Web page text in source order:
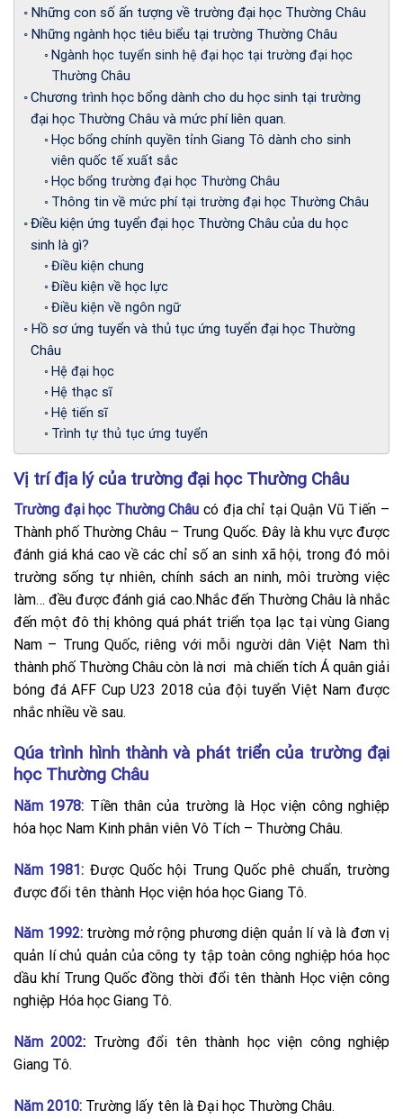
Những con số ấn tượng về trường đại học Thường Châu
Những ngành học tiêu biểu tại trường Thường Châu
Ngành học tuyển sinh hệ đại học tại trường đại học
Thường Châu
Chương trình học bổng dành cho du học sinh tại trường
đại học Thường Châu và mức phí liên quan.
Học bổng chính quyền tỉnh Giang Tô dành cho sinh
viên quốc tế xuất sắc
Học bổng trường đại học Thường Châu
Thông tin về mức phí tại trường đại học Thường Châu
Điều kiện ứng tuyển đại học Thường Châu của du học
sinh là gì?
Điều kiện chung
Điều kiện về học lực
Điều kiện về ngôn ngữ
Hồ sơ ứng tuyển và thủ tục ứng tuyển đại học Thường
Châu
Hệ đại học
Hệ thạc sĩ
Hệ tiến sĩ
Trình tự thủ tục ứng tuyển
Vị trí địa lý của trường đại học Thường Châu
Trường đại học Thường Châu có địa chỉ tại Quận Vũ Tiến –
Thành phố Thường Châu – Trung Quốc. Đây là khu vực được
đánh giá khá cao về các chỉ số an sinh xã hội, trong đó môi
trường sống tự nhiên, chính sách an ninh, môi trường việc
làm… đều được đánh giá cao.Nhắc đến Thường Châu là nhắc
đến một đô thị không quá phát triển tọa lạc tại vùng Giang
Nam – Trung Quốc, riêng với mỗi người dân Việt Nam thì
thành phố Thường Châu còn là nơi mà chiến tích Á quân giải
bóng đá AFF Cup U23 2018 của đội tuyển Việt Nam được
nhắc nhiều về sau.
Qúa trình hình thành và phát triển của trường đại
học Thường Châu
Năm 1978: Tiền thân của trường là Học viện công nghiệp
hóa học Nam Kinh phân viên Vô Tích – Thường Châu.
Năm 1981: Được Quốc hội Trung Quốc phê chuẩn, trường
được đổi tên thành Học viện hóa học Giang Tô.
Năm 1992:trường mở rộng phương diện quản lí và là đơn vị
quản lí chủ quản của công ty tập toàn công nghiệp hóa học
dầu khí Trung Quốc đồng thời đổi tên thành Học viện công
nghiệp Hóa học Giang Tô.
Năm 2002: Trường đổi tên thành học viện công nghiệp
Giang Tô.
Năm 2010: Trường lấy tên là Đại học Thường Châu.